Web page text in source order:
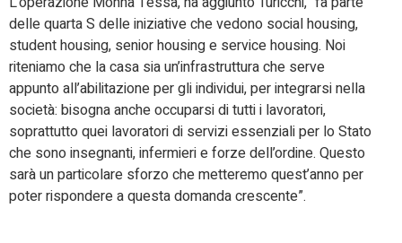
delle quarta S delle iniziative che vedono social housing,
student housing, senior housing e service housing. Noi
riteniamo che la casa sia un’infrastruttura che serve
appunto all’abilitazione per gli individui, per integrarsi nella
società: bisogna anche occuparsi di tutti i lavoratori,
soprattutto quei lavoratori di servizi essenziali per lo Stato
che sono insegnanti, infermieri e forze dell’ordine. Questo
sarà un particolare sforzo che metteremo quest’anno per
poter rispondere a questa domanda crescente”.